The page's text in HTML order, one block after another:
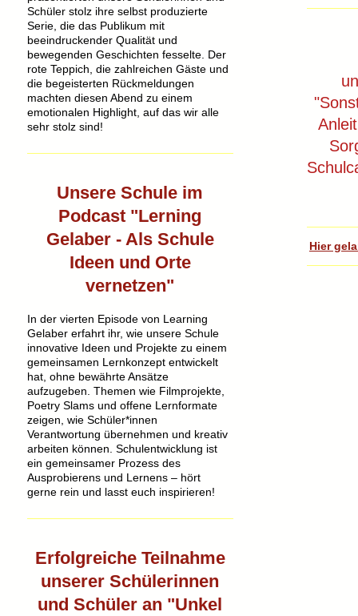
Schüler stolz ihre selbst produzierte
Serie, die das Publikum mit
beeindruckender Qualität und
bewegenden Geschichten fesselte. Der
rote Teppich, die zahlreichen Gäste und
die begeisterten Rückmeldungen
machten diesen Abend zu einem
emotionalen Highlight, auf das wir alle
sehr stolz sind!
Unsere Schule im
Podcast "Lerning
Gelaber - Als Schule
Ideen und Orte
vernetzen"
In der vierten Episode von Learning
Gelaber erfahrt ihr, wie unsere Schule
innovative Ideen und Projekte zu einem
gemeinsamen Lernkonzept entwickelt
hat, ohne bewährte Ansätze
aufzugeben. Themen wie Filmprojekte,
Poetry Slams und offene Lernformate
zeigen, wie Schüler*innen
Verantwortung übernehmen und kreativ
arbeiten können. Schulentwicklung ist
ein gemeinsamer Prozess des
Ausprobierens und Lernens – hört
gerne rein und lasst euch inspirieren!
Erfolgreiche Teilnahme
unserer Schülerinnen
und Schüler an "Unkel
Hier